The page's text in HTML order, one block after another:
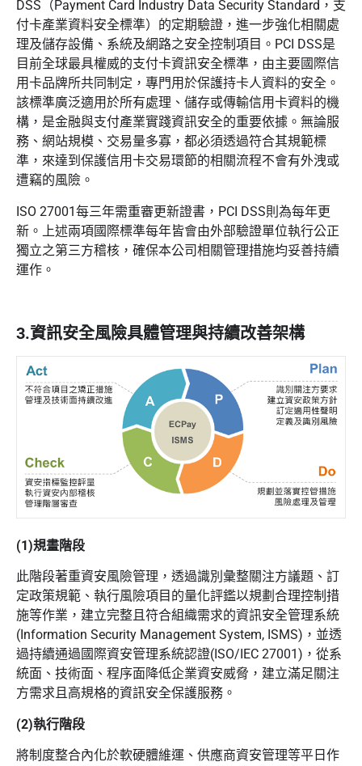
DSS（Payment Card Industry Data Security Standard，支
付卡產業資料安全標準）的定期驗證，進一步強化相關處
理及儲存設備、系統及網路之安全控制項目。PCI DSS是
目前全球最具權威的支付卡資訊安全標準，由主要國際信
用卡品牌所共同制定，專門用於保護持卡人資料的安全。
該標準廣泛適用於所有處理、儲存或傳輸信用卡資料的機
構，是金融與支付產業實踐資訊安全的重要依據。無論服
務、網站規模、交易量多寡，都必須透過符合其規範標
準，來達到保護信用卡交易環節的相關流程不會有外洩或
遭竊的風險。
ISO 27001每三年需重審更新證書，PCI DSS則為每年更
新。上述兩項國際標準每年皆會由外部驗證單位執行公正
獨立之第三方稽核，確保本公司相關管理措施均妥善持續
運作。
3.資訊安全風險具體管理與持續改善架構
(1)規畫階段
此階段著重資安風險管理，透過識別彙整關注方議題、訂
定政策規範、執行風險項目的量化評鑑以規劃合理控制措
施等作業，建立完整且符合組織需求的資訊安全管理系統
(Information Security Management System, ISMS)，並透
過持續通過國際資安管理系統認證(ISO/IEC 27001)，從系
統面、技術面、程序面降低企業資安威脅，建立滿足關注
方需求且高規格的資訊安全保護服務。
(2)執行階段
將制度整合內化於軟硬體維運、供應商資安管理等平日作